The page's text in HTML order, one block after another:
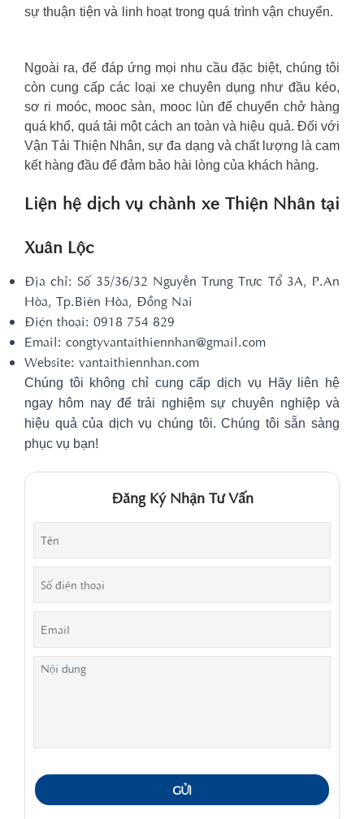
sự thuận tiện và linh hoạt trong quá trình vận chuyển.
Ngoài ra, để đáp ứng mọi nhu cầu đặc biệt, chúng tôi
còn cung cấp các loại xe chuyên dụng như đầu kéo,
sơ ri moóc, mooc sàn, mooc lùn để chuyển chở hàng
quá khổ, quá tải một cách an toàn và hiệu quả. Đối với
Vận Tải Thiện Nhân, sự đa dạng và chất lượng là cam
kết hàng đầu để đảm bảo hài lòng của khách hàng.
Liện hệ dịch vụ chành xe Thiện Nhân tại
Xuân Lộc
Địa chỉ: Số 35/36/32 Nguyễn Trung Trực Tổ 3A, P.An
Hòa, Tp.Biên Hòa, Đồng Nai
Điện thoại: 0918 754 829
Email: congtyvantaithiennhan@gmail.com
Website: vantaithiennhan.com
Chúng tôi không chỉ cung cấp dịch vụ Hãy liên hệ
ngay hôm nay để trải nghiệm sự chuyên nghiệp và
hiệu quả của dịch vụ chúng tôi. Chúng tôi sẵn sàng
phục vụ bạn!
Đăng Ký Nhận Tư Vấn
GỬI